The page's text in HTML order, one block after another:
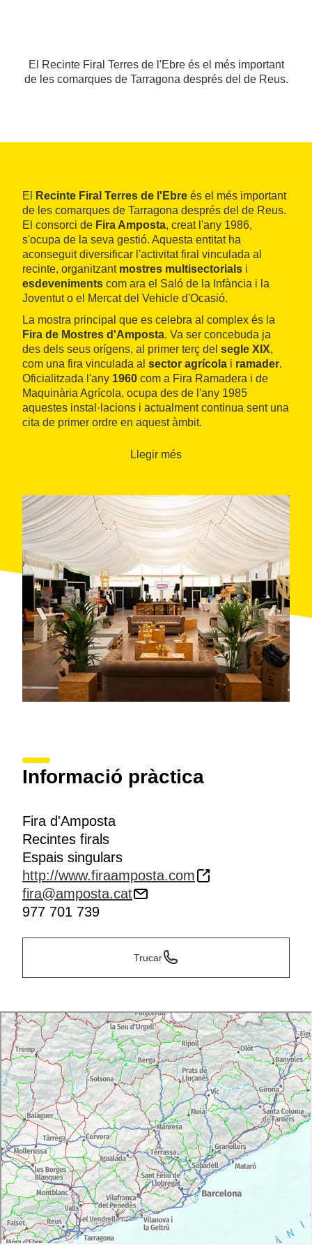
El Recinte Firal Terres de l'Ebre és el més important
de les comarques de Tarragona després del de Reus.
El Recinte Firal Terres de l'Ebre és el més important
de les comarques de Tarragona després del de Reus.
El consorci de Fira Amposta, creat l'any 1986,
s'ocupa de la seva gestió. Aquesta entitat ha
aconseguit diversificar l'activitat firal vinculada al
recinte, organitzant mostres multisectorials i
esdeveniments com ara el Saló de la Infància i la
Joventut o el Mercat del Vehicle d'Ocasió.
La mostra principal que es celebra al complex és la
Fira de Mostres d'Amposta. Va ser concebuda ja
des dels seus orígens, al primer terç del segle XIX,
com una fira vinculada al sector agrícola i ramader.
Oficialitzada l'any 1960 com a Fira Ramadera i de
Maquinària Agrícola, ocupa des de l'any 1985
aquestes instal·lacions i actualment continua sent una
cita de primer ordre en aquest àmbit.
Puríssima, al mes de desembre. Durant
gaudir de les nombrosesactivitats paral·lelesque es
celebren al mateix recinte i en d'altres espais del
municipi.
Llegir més
Informació pràctica
Fira d'Amposta
Recintes firals
Espais singulars
http://www.firaamposta.com
fira@amposta.cat
977 701 739
Trucar